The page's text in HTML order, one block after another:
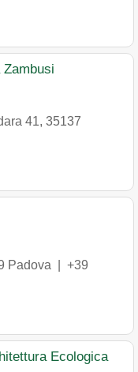
41, 35137
Padova
+39
Ecologica